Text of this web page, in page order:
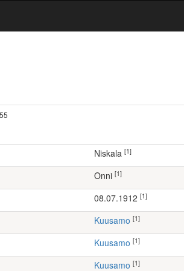
Niskala [1]
Onni [1]
08.07.1912 [1]
Kuusamo [1]
Kuusamo [1]
Kuusamo [1]